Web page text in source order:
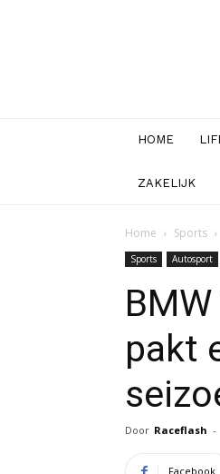
HOME
ZAKELIJK
Home Sports
Sports Autosport
pakt
Door Raceflash -
Facebook